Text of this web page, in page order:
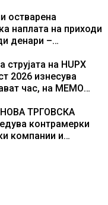
остварена
наплата на приходи
денари –
струјата на HUPX
2026 изнесува
час, на МЕМО
ТРГОВСКА
контрамерки
компании и